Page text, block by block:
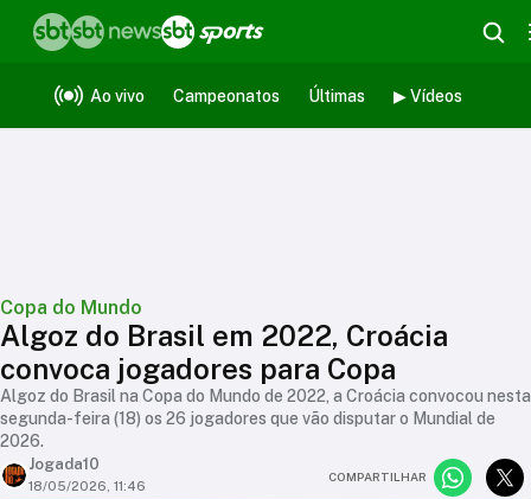
Ao vivo Campeonatos Últimas ▶ Vídeos
Copa do Mundo
Algoz do Brasil em 2022, Croácia
convoca jogadores para Copa
Algoz do Brasil na Copa do Mundo de 2022, a Croácia convocou nesta
segunda-feira (18) os 26 jogadores que vão disputar o Mundial de
2026.
Jogada10
18/05/2026, 11:46
COMPARTILHAR